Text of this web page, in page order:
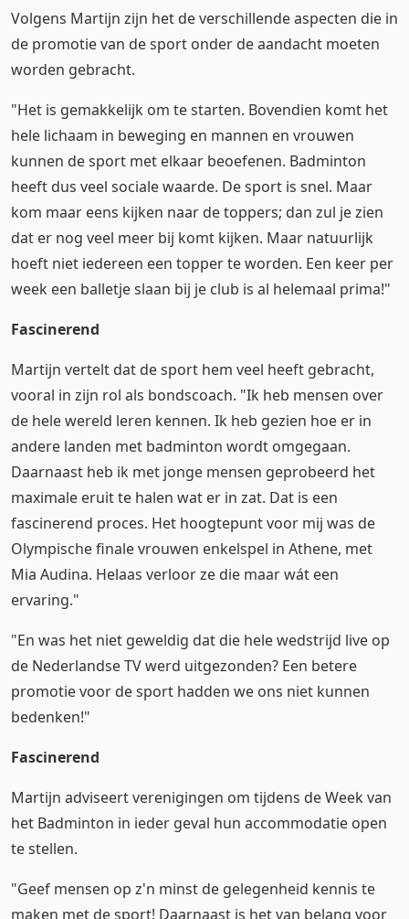
Volgens Martijn zijn het de verschillende aspecten die in
de promotie van de sport onder de aandacht moeten
worden gebracht.
"Het is gemakkelijk om te starten. Bovendien komt het
hele lichaam in beweging en mannen en vrouwen
kunnen de sport met elkaar beoefenen. Badminton
heeft dus veel sociale waarde. De sport is snel. Maar
kom maar eens kijken naar de toppers; dan zul je zien
dat er nog veel meer bij komt kijken. Maar natuurlijk
hoeft niet iedereen een topper te worden. Een keer per
week een balletje slaan bij je club is al helemaal prima!"
Fascinerend
Martijn vertelt dat de sport hem veel heeft gebracht,
vooral in zijn rol als bondscoach. "Ik heb mensen over
de hele wereld leren kennen. Ik heb gezien hoe er in
andere landen met badminton wordt omgegaan.
Daarnaast heb ik met jonge mensen geprobeerd het
maximale eruit te halen wat er in zat. Dat is een
fascinerend proces. Het hoogtepunt voor mij was de
Olympische finale vrouwen enkelspel in Athene, met
Mia Audina. Helaas verloor ze die maar wát een
ervaring."
"En was het niet geweldig dat die hele wedstrijd live op
de Nederlandse TV werd uitgezonden? Een betere
promotie voor de sport hadden we ons niet kunnen
bedenken!"
Fascinerend
Martijn adviseert verenigingen om tijdens de Week van
het Badminton in ieder geval hun accommodatie open
te stellen.
"Geef mensen op z'n minst de gelegenheid kennis te
maken met de sport! Daarnaast is het van belang voor